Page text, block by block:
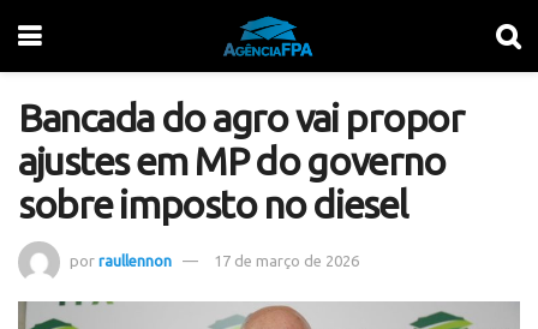
Bancada do agro vai propor
ajustes em MP do governo
sobre imposto no diesel
por raullennon 17 de março de 2026